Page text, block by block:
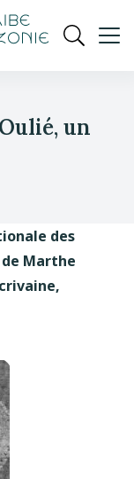
Ouvrir
un
des
Marthe